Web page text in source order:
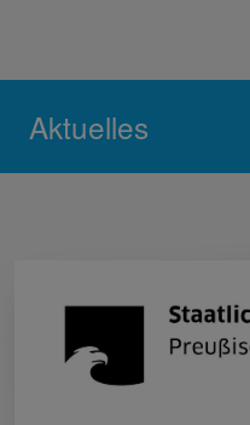
Aktuelles